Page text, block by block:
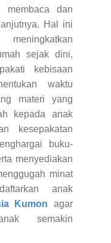
membaca dan
Hal ini
sejak dini,
kebisaan
waktu
materi yang
kepada anak
kesepakatan
buku-
menyediakan
minat
anak
Kumon
agar
semakin